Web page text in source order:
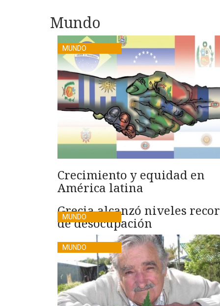
Mundo
Crecimiento y equidad en
América latina
MUNDO
Grecia alcanzó niveles
de desocupación
MUNDO
MUNDO